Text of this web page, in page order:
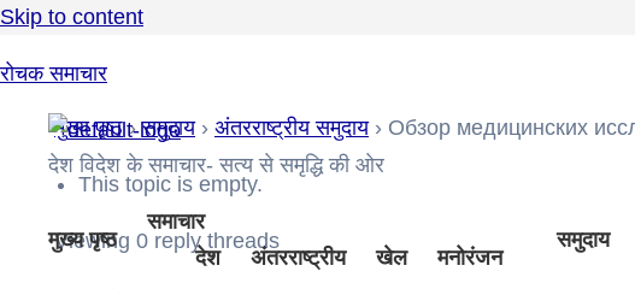
Skip to content
रोचक समाचार
देश विदेश के समाचार- सत्य से समृद्धि की ओर
मुख्य पृष्ठ
समाचार
देश
अंतरराष्ट्रीय खेल मनोरंजन
समुदाय
मुख्य पृष्ठ › समुदाय › अंतरराष्ट्रीय समुदाय › Обзор медицинских
This topic is empty.
Viewing 0 reply threads